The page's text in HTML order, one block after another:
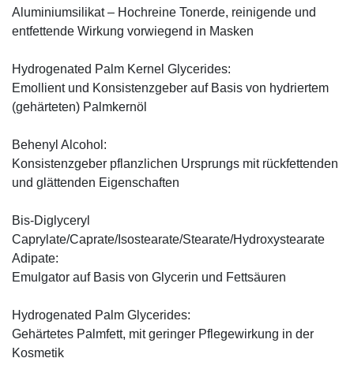
Aluminiumsilikat – Hochreine Tonerde, reinigende und
entfettende Wirkung vorwiegend in Masken
Hydrogenated Palm Kernel Glycerides:
Emollient und Konsistenzgeber auf Basis von hydriertem
(gehärteten) Palmkernöl
Behenyl Alcohol:
Konsistenzgeber pflanzlichen Ursprungs mit rückfettenden
und glättenden Eigenschaften
Bis-Diglyceryl
Caprylate/Caprate/Isostearate/Stearate/Hydroxystearate
Adipate:
Emulgator auf Basis von Glycerin und Fettsäuren
Hydrogenated Palm Glycerides:
Gehärtetes Palmfett, mit geringer Pflegewirkung in der
Kosmetik